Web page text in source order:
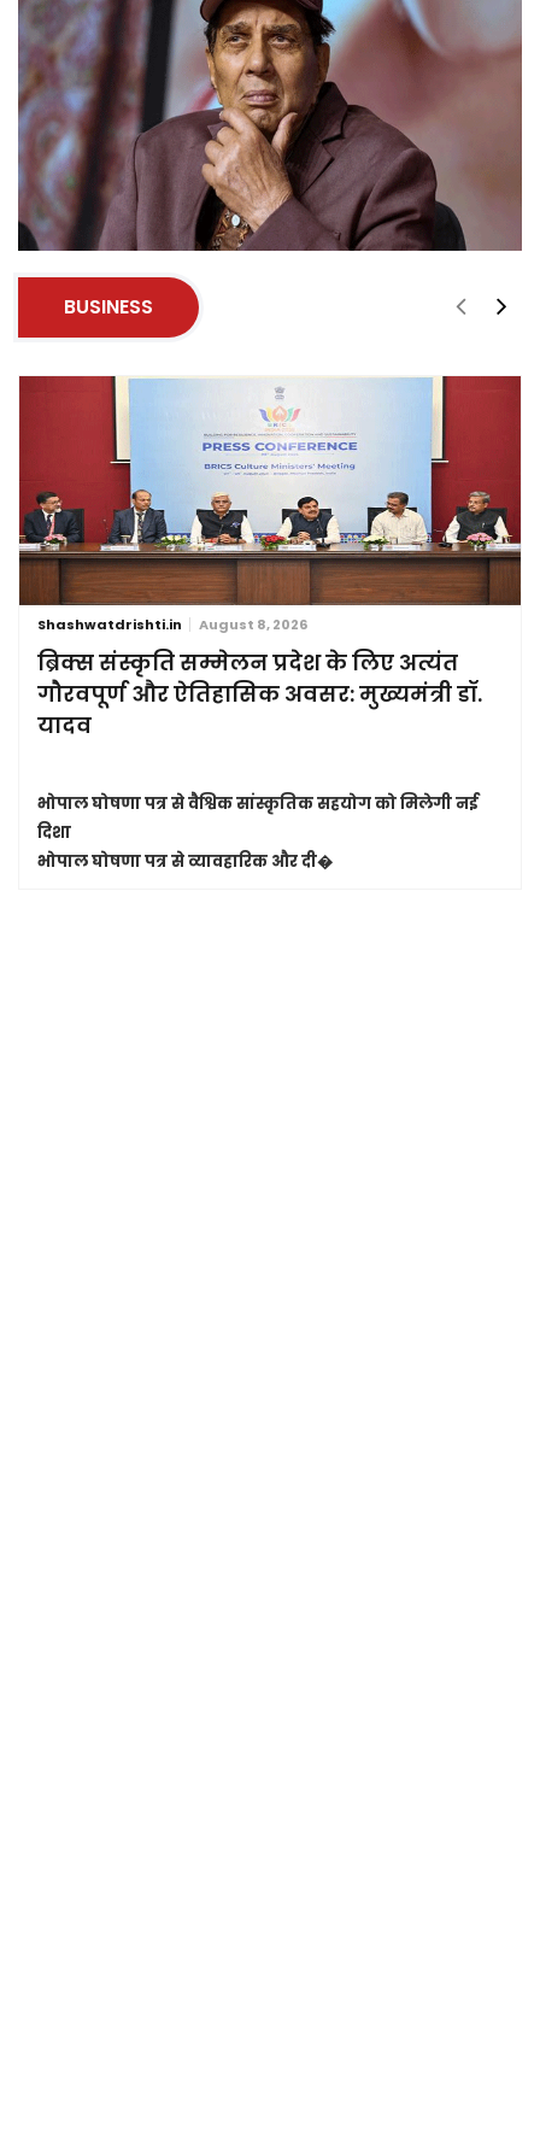
BUSINESS
Shashwatdrishti.in August 8, 2026
ब्रिक्स संस्कृति सम्मेलन प्रदेश के लिए अत्यंत
गौरवपूर्ण और ऐतिहासिक अवसर: मुख्यमंत्री डॉ.
यादव
भोपाल घोषणा पत्र से वैश्विक सांस्कृतिक सहयोग को मिलेगी नई
दिशा
भोपाल घोषणा पत्र से व्यावहारिक और दी�